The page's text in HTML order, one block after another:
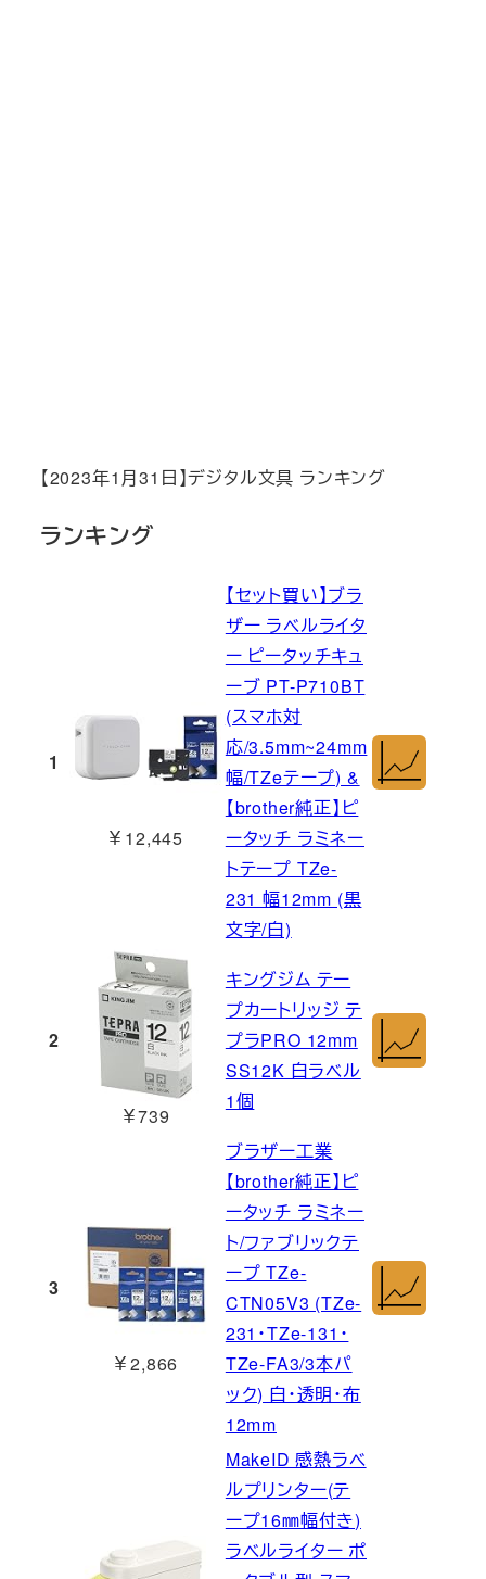
【2023年1月31日】デジタル文具 ランキング
ランキング
1
￥12,445
【セット買い】ブラ
ザー ラベルライタ
ー ピータッチキュ
ーブ PT-P710BT
(スマホ対
応/3.5mm~24mm
幅/TZeテープ) &
【brother純正】ピ
ータッチ ラミネー
トテープ TZe-
231 幅12mm (黒
文字/白)
2
￥739
キングジム テー
プカートリッジ テ
プラPRO 12mm
SS12K 白ラベル
1個
3
￥2,866
ブラザー工業
【brother純正】ピ
ータッチ ラミネー
ト/ファブリックテ
ープ TZe-
CTN05V3 (TZe-
231・TZe-131・
TZe-FA3/3本パ
ック) 白・透明・布
12mm
MakeID 感熱ラベ
ルプリンター(テ
ープ16㎜幅付き)
ラベルライター ポ